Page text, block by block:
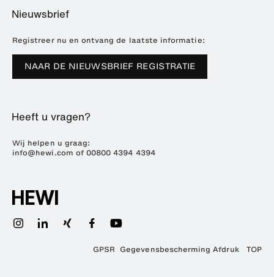
Dealer zoeken
Brochures en catalogi
Downloads
Referenties
Pers
Beursdata
Duurzaamheid
Nieuwsbrief
Registreer nu en ontvang de laatste informatie:
NAAR DE NIEUWSBRIEF REGISTRATIE
Heeft u vragen?
Wij helpen u graag:
info@hewi.com of 00800 4394 4394
TOP
GPSR Gegevensbescherming Afdruk